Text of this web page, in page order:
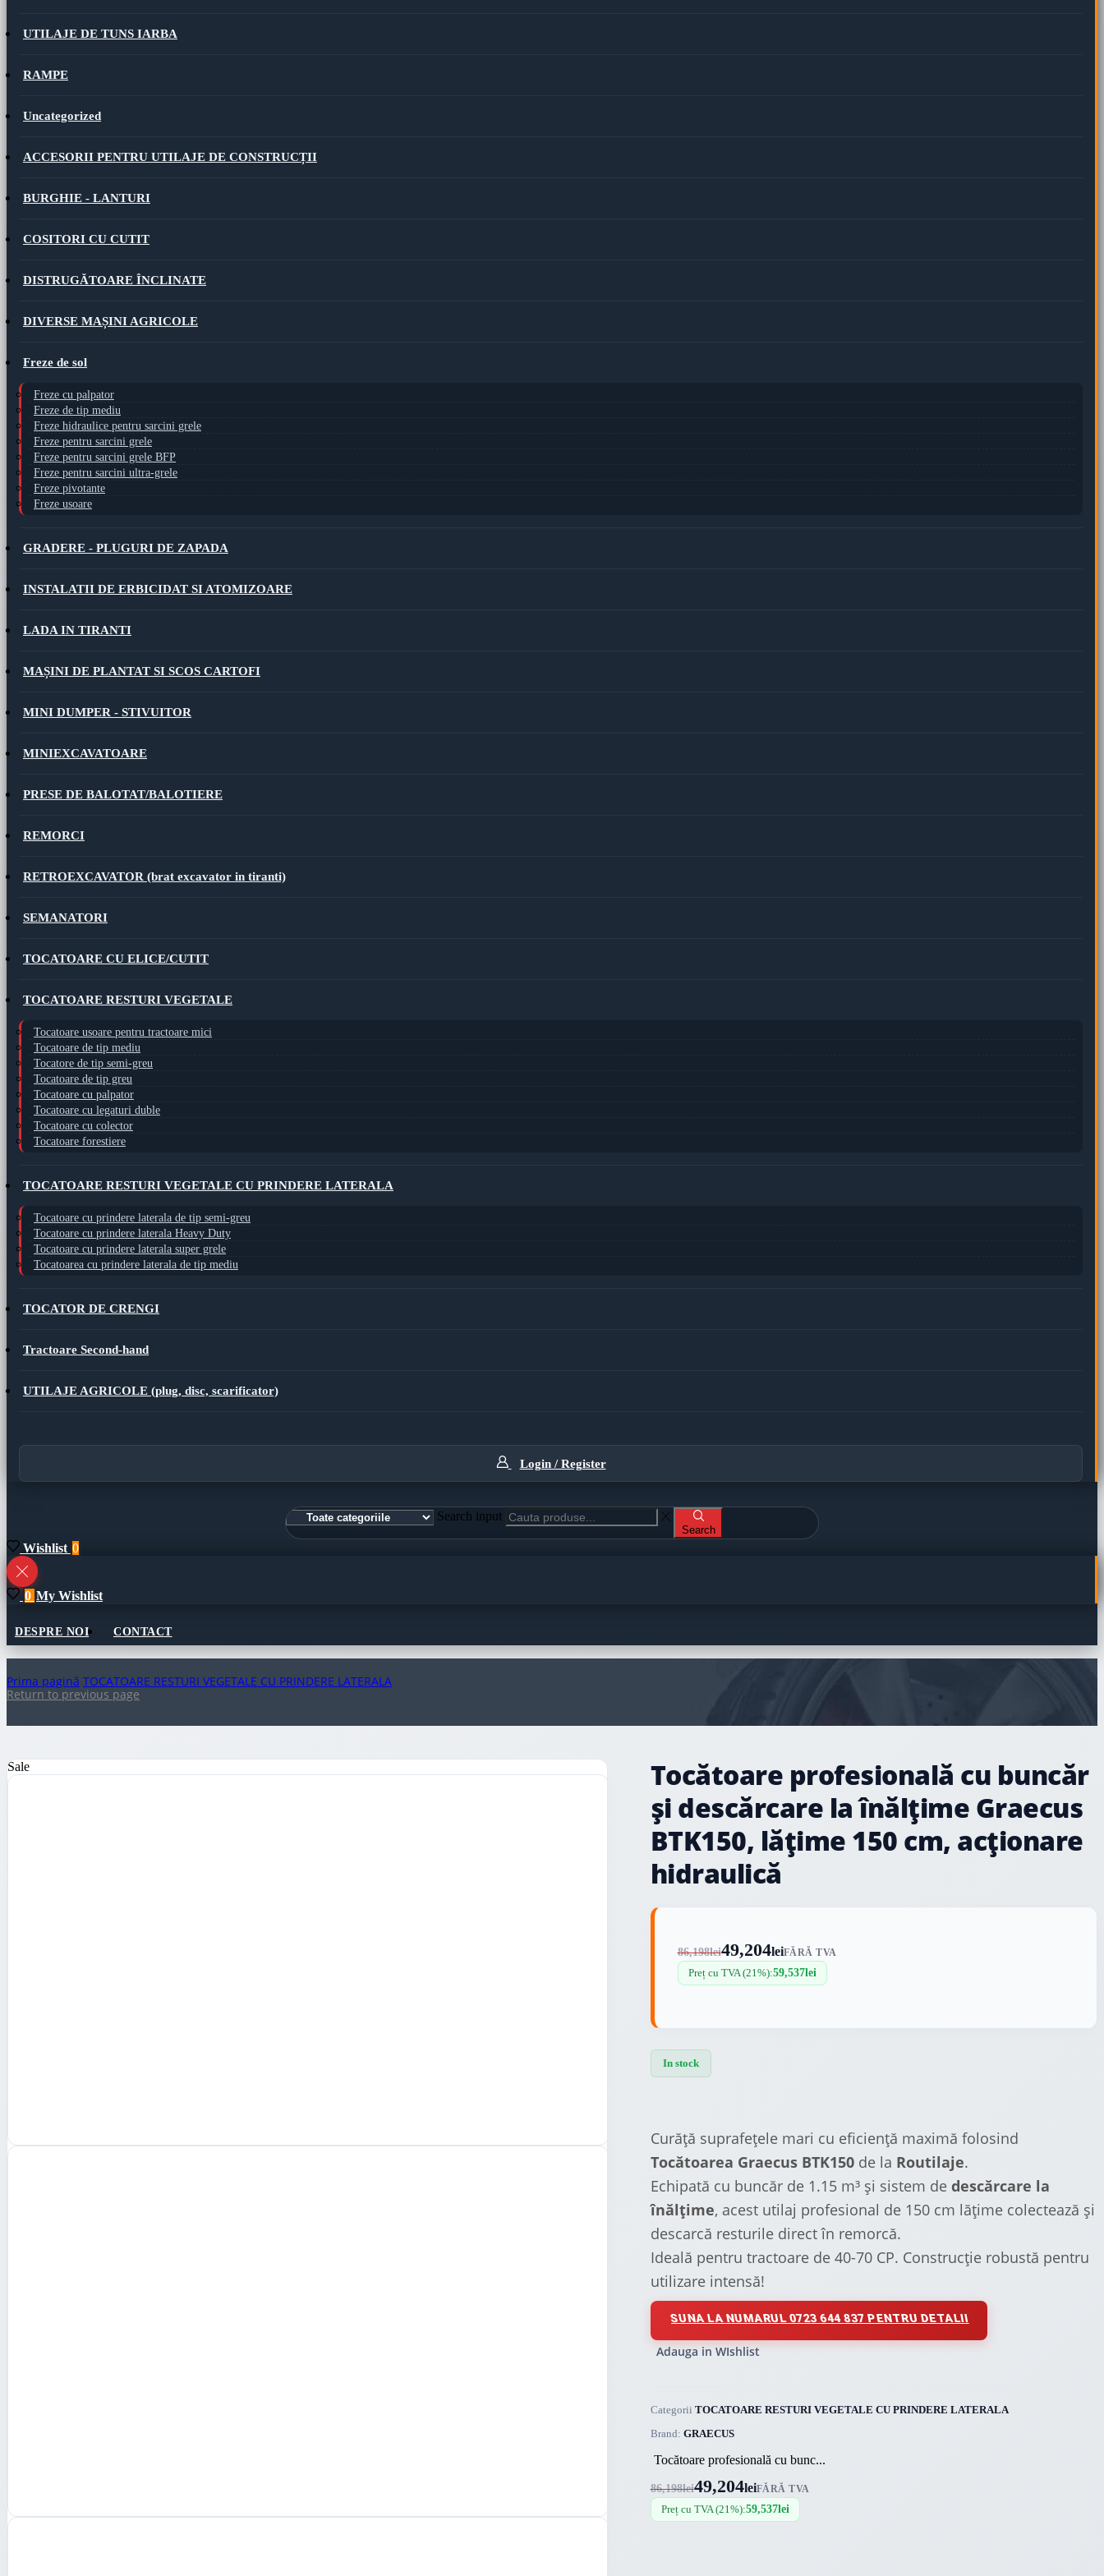
UTILAJE DE TUNS IARBA
RAMPE
Uncategorized
ACCESORII PENTRU UTILAJE DE CONSTRUCȚII
BURGHIE - LANTURI
COSITORI CU CUTIT
DISTRUGĂTOARE ÎNCLINATE
DIVERSE MAȘINI AGRICOLE
Freze de sol
Freze cu palpator
Freze de tip mediu
Freze hidraulice pentru sarcini grele
Freze pentru sarcini grele
Freze pentru sarcini grele BFP
Freze pentru sarcini ultra-grele
Freze pivotante
Freze usoare
GRADERE - PLUGURI DE ZAPADA
INSTALATII DE ERBICIDAT SI ATOMIZOARE
LADA IN TIRANTI
MAȘINI DE PLANTAT SI SCOS CARTOFI
MINI DUMPER - STIVUITOR
MINIEXCAVATOARE
PRESE DE BALOTAT/BALOTIERE
REMORCI
RETROEXCAVATOR (brat excavator in tiranti)
SEMANATORI
TOCATOARE CU ELICE/CUTIT
TOCATOARE RESTURI VEGETALE
Tocatoare usoare pentru tractoare mici
Tocatoare de tip mediu
Tocatore de tip semi-greu
Tocatoare de tip greu
Tocatoare cu palpator
Tocatoare cu legaturi duble
Tocatoare cu colector
Tocatoare forestiere
TOCATOARE RESTURI VEGETALE CU PRINDERE LATERALA
Tocatoare cu prindere laterala de tip semi-greu
Tocatoare cu prindere laterala Heavy Duty
Tocatoare cu prindere laterala super grele
Tocatoarea cu prindere laterala de tip mediu
TOCATOR DE CRENGI
Tractoare Second-hand
UTILAJE AGRICOLE (plug, disc, scarificator)
Login / Register
Search input
Search
Wishlist 0
0 My Wishlist
DESPRE NOI CONTACT
Prima pagină TOCATOARE RESTURI VEGETALE CU PRINDERE LATERALA
Return to previous page
Sale
Tocătoare profesională cu buncăr
și descărcare la înălțime Graecus
BTK150, lățime 150 cm, acționare
hidraulică
86,198lei49,204leiFĂRĂ TVA
Preț cu TVA (21%):59,537lei
In stock
Curăță suprafețele mari cu eficiență maximă folosind
Tocătoarea Graecus BTK150de la Routilaje.
Echipată cu buncăr de 1.15 m³ și sistem de descărcare la
înălțime, acest utilaj profesional de 150 cm lățime colectează și
descarcă resturile direct în remorcă.
Ideală pentru tractoare de 40-70 CP. Construcție robustă pentru
utilizare intensă!
SUNA LA NUMARUL 0723 644 837 PENTRU DETALII
Adauga in WIshlist
Categorii TOCATOARE RESTURI VEGETALE CU PRINDERE LATERALA
Brand: GRAECUS
Tocătoare profesională cu bunc...
86,198lei49,204leiFĂRĂ TVA
Preț cu TVA (21%):59,537lei